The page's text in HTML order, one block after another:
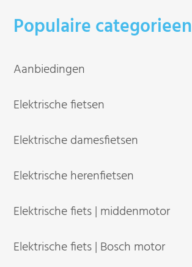
Populaire categorieen
Aanbiedingen
Elektrische fietsen
Elektrische damesfietsen
Elektrische herenfietsen
Elektrische fiets | middenmotor
Elektrische fiets | Bosch motor